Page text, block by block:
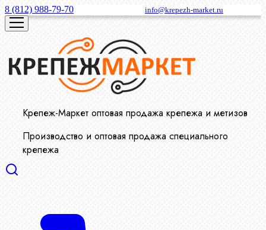
8 (812) 988-79-70 info@krepezh-market.ru
Крепеж-Маркет оптовая продажа крепежа и метизов
Производство и оптовая продажа специального
крепежа